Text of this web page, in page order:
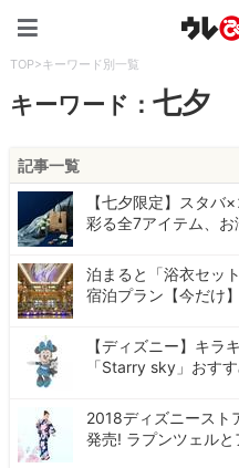
TOP>キーワード別一覧
キーワード：七夕
記事一覧
【七夕限定】スタバ
彩る全7アイテム、お
泊まると「浴衣セッ
宿泊プラン【今だけ】
【ディズニー】キラ
「Starry sky」おす
2018ディズニースト
発売! ラプンツェル